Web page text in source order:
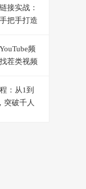
接实战：
把手打造
频
茬类视频
：从1到
突破千人